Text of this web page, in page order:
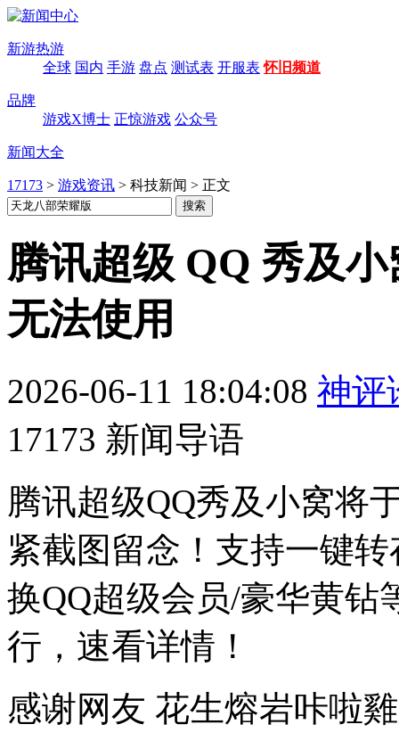
新游热游
全球 国内 手游 盘点 测试表 开服表 怀旧频道
品牌
游戏X博士 正惊游戏 公众号
新闻大全
17173 > 游戏资讯 > 科技新闻 > 正文
腾讯超级 QQ 秀及
无法使用
2026-06-11 18:04:08 神评
17173 新闻导语
腾讯超级QQ秀及小窝将
紧截图留念！支持一键
换QQ超级会员/豪华黄钻
行，速看详情！
感谢网友 花生熔岩咔啦